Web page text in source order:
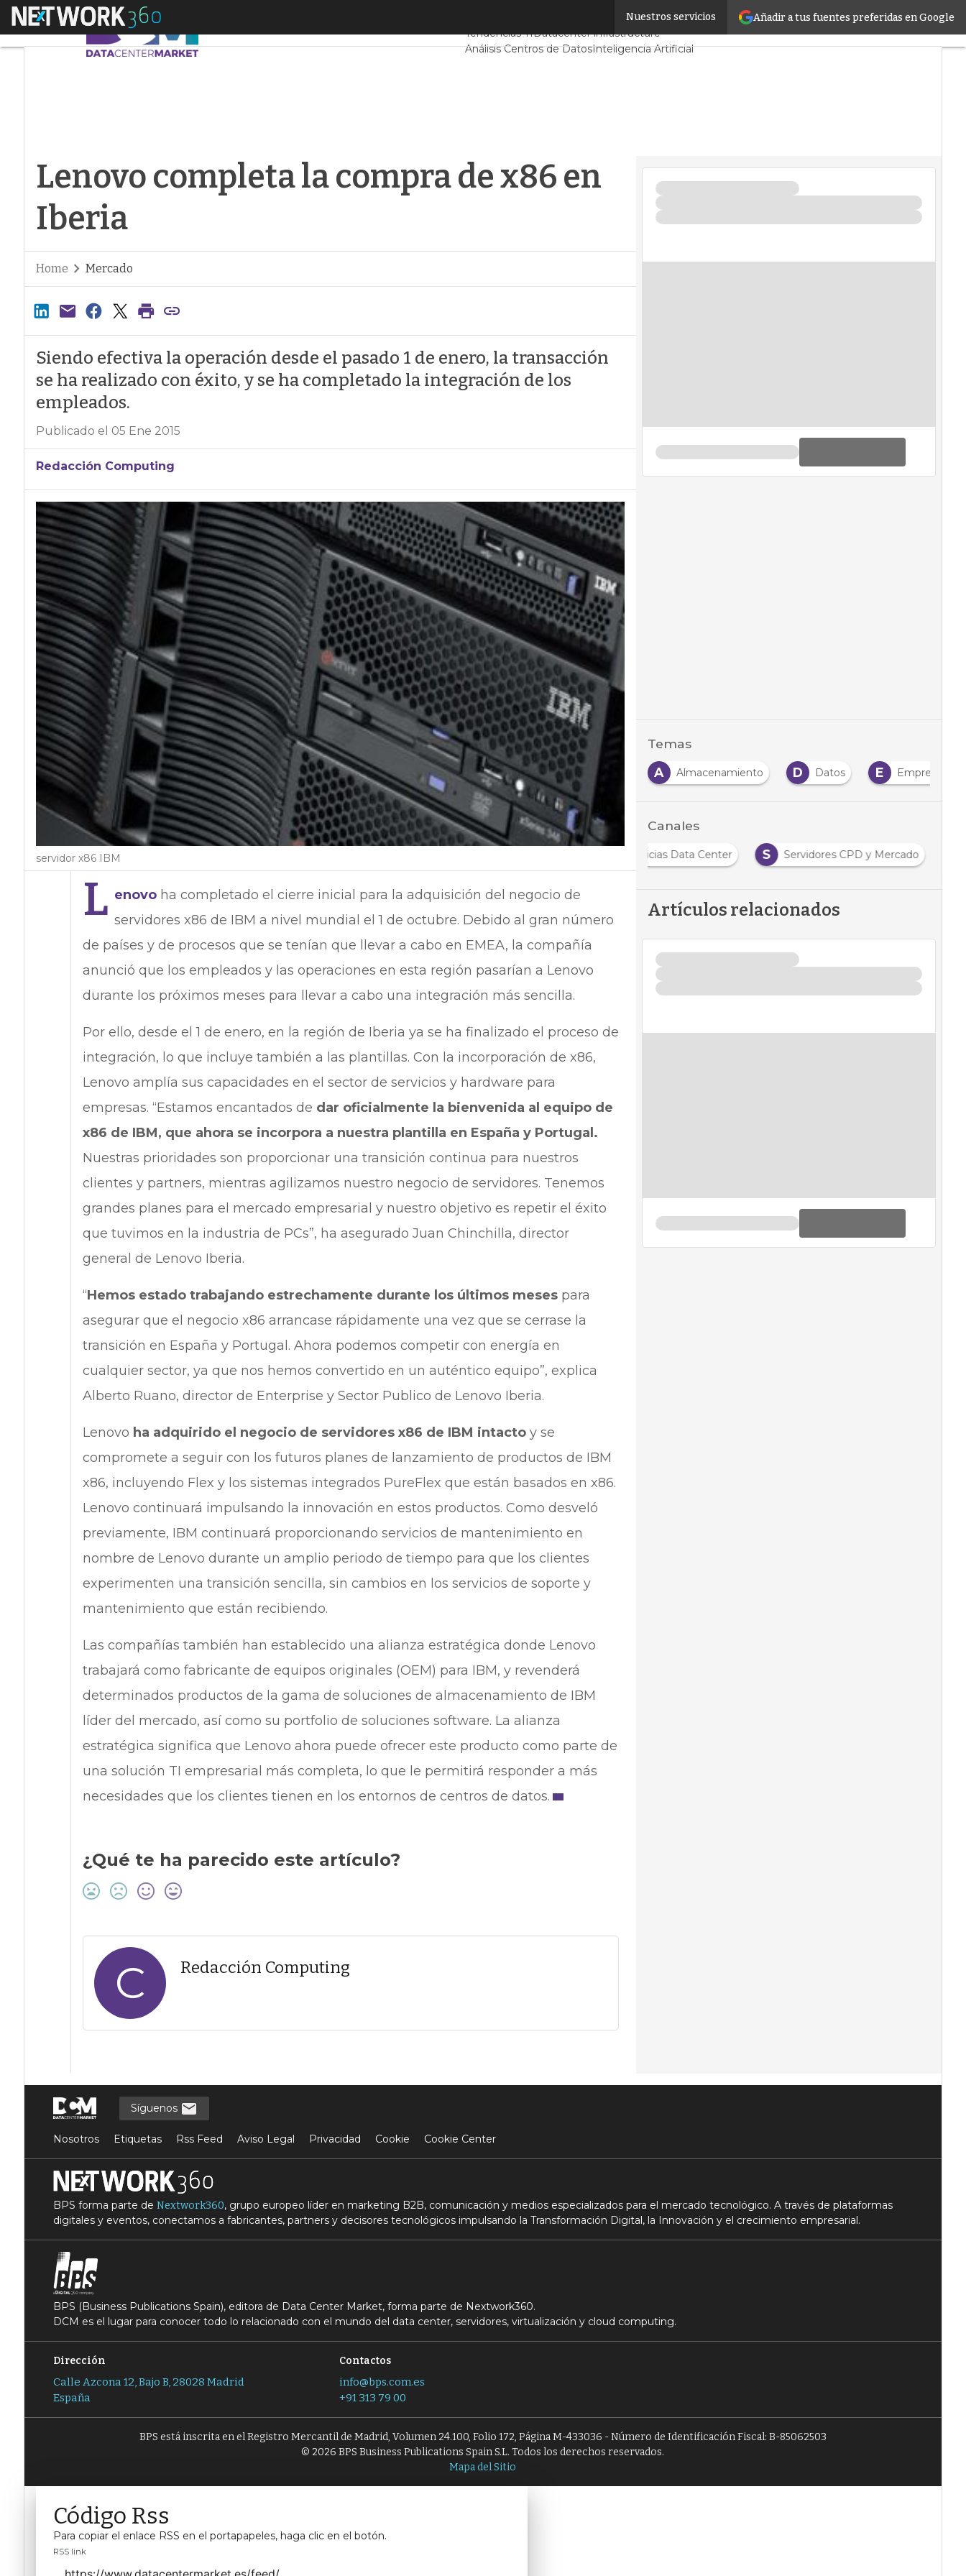
Añadir a tus fuentes preferidas en Google
Nuestros servicios
Menú ProyectosSostenibilidad
Tendencias TIDatacenter infrastructure
Análisis Centros de DatosInteligencia Artificial
Lenovo completa la compra de x86 en
Iberia
Home Mercado
Siendo efectiva la operación desde el pasado 1 de enero, la transacción
se ha realizado con éxito, y se ha completado la integración de los
empleados.
Publicado el 05 Ene 2015
Redacción Computing
servidor x86 IBM
L enovoha completado el cierre inicial para la adquisición del negocio de
servidores x86 de IBM a nivel mundial el 1 de octubre. Debido al gran número
de países y de procesos que se tenían que llevar a cabo en EMEA, la compañía
anunció que los empleados y las operaciones en esta región pasarían a Lenovo
durante los próximos meses para llevar a cabo una integración más sencilla.
Por ello, desde el 1 de enero, en la región de Iberia ya se ha finalizado el proceso de
integración, lo que incluye también a las plantillas. Con la incorporación de x86,
Lenovo amplía sus capacidades en el sector de servicios y hardware para
empresas. “Estamos encantados de dar oficialmente la bienvenida al equipo de
x86 de IBM, que ahora se incorpora a nuestra plantilla en España y Portugal.
Nuestras prioridades son proporcionar una transición continua para nuestros
clientes y partners, mientras agilizamos nuestro negocio de servidores. Tenemos
grandes planes para el mercado empresarial y nuestro objetivo es repetir el éxito
que tuvimos en la industria de PCs”, ha asegurado Juan Chinchilla, director
general de Lenovo Iberia.
“Hemos estado trabajando estrechamente durante los últimos mesespara
asegurar que el negocio x86 arrancase rápidamente una vez que se cerrase la
transición en España y Portugal. Ahora podemos competir con energía en
cualquier sector, ya que nos hemos convertido en un auténtico equipo”, explica
Alberto Ruano, director de Enterprise y Sector Publico de Lenovo Iberia.
Lenovo ha adquirido el negocio de servidores x86 de IBM intacto y se
compromete a seguir con los futuros planes de lanzamiento de productos de IBM
x86, incluyendo Flex y los sistemas integrados PureFlex que están basados en x86.
Lenovo continuará impulsando la innovación en estos productos. Como desveló
previamente, IBM continuará proporcionando servicios de mantenimiento en
nombre de Lenovo durante un amplio periodo de tiempo para que los clientes
experimenten una transición sencilla, sin cambios en los servicios de soporte y
mantenimiento que están recibiendo.
Las compañías también han establecido una alianza estratégica donde Lenovo
trabajará como fabricante de equipos originales (OEM) para IBM, y revenderá
determinados productos de la gama de soluciones de almacenamiento de IBM
líder del mercado, así como su portfolio de soluciones software. La alianza
estratégica significa que Lenovo ahora puede ofrecer este producto como parte de
una solución TI empresarial más completa, lo que le permitirá responder a más
necesidades que los clientes tienen en los entornos de centros de datos.
¿Qué te ha parecido este artículo?
C Redacción Computing
Temas
A
Adquisición A Almacenamiento D Datos E Empresas
Canales
Noticias Data Center S Servidores CPD y Mercado
Artículos relacionados
Síguenos
Nosotros Etiquetas Rss Feed Aviso Legal Privacidad Cookie Cookie Center
BPS forma parte de Nextwork360, grupo europeo líder en marketing B2B, comunicación y medios especializados para el mercado tecnológico. A través de plataformas
digitales y eventos, conectamos a fabricantes, partners y decisores tecnológicos impulsando la Transformación Digital, la Innovación y el crecimiento empresarial.
BPS (Business Publications Spain), editora de Data Center Market, forma parte de Nextwork360.
DCM es el lugar para conocer todo lo relacionado con el mundo del data center, servidores, virtualización y cloud computing.
Dirección
Calle Azcona 12, Bajo B, 28028 Madrid
España
Contactos
info@bps.com.es
+91 313 79 00
BPS está inscrita en el Registro Mercantil de Madrid, Volumen 24.100, Folio 172, Página M-433036 - Número de Identificación Fiscal: B-85062503
© 2026 BPS Business Publications Spain S.L. Todos los derechos reservados.
Mapa del Sitio
Código Rss
Para copiar el enlace RSS en el portapapeles, haga clic en el botón.
RSS link